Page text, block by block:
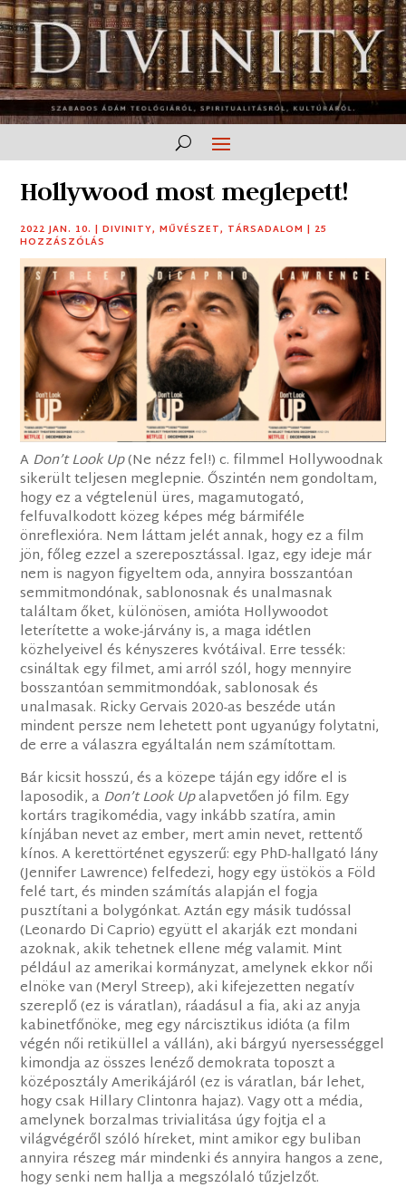
Hollywood most meglepett!
2022 JAN. 10. |DIVINITY,MŰVÉSZET, TÁRSADALOM | 25
HOZZÁSZÓLÁS
ADon’t Look Up(Ne nézz fel!) c. filmmel Hollywoodnak
sikerült teljesen meglepnie. Őszintén nem gondoltam,
hogy ez a végtelenül üres, magamutogató,
felfuvalkodott közeg képes még bármiféle
önreflexióra. Nem láttam jelét annak, hogy ez a film
jön, főleg ezzel a szereposztással. Igaz, egy ideje már
nem is nagyon figyeltem oda, annyira bosszantóan
semmitmondónak, sablonosnak és unalmasnak
találtam őket, különösen, amióta Hollywoodot
leterítette a woke-járvány is, a maga idétlen
közhelyeivel és kényszeres kvótáival. Erre tessék:
csináltak egy filmet, ami arról szól, hogy mennyire
bosszantóan semmitmondóak, sablonosak és
unalmasak. Ricky Gervais 2020-as beszéde után
mindent persze nem lehetett pont ugyanúgy folytatni,
de erre a válaszra egyáltalán nem számítottam.
Bár kicsit hosszú, és a közepe táján egy időre el is
laposodik, aDon’t Look Upalapvetően jó film. Egy
kortárs tragikomédia, vagy inkább szatíra, amin
kínjában nevet az ember, mert amin nevet, rettentő
kínos. A kerettörténet egyszerű: egy PhD-hallgató lány
(Jennifer Lawrence) felfedezi, hogy egy üstökös a Föld
felé tart, és minden számítás alapján el fogja
pusztítani a bolygónkat. Aztán egy másik tudóssal
(Leonardo Di Caprio) együtt el akarják ezt mondani
azoknak, akik tehetnek ellene még valamit. Mint
például az amerikai kormányzat, amelynek ekkor női
elnöke van (Meryl Streep), aki kifejezetten negatív
szereplő (ez is váratlan), ráadásul a fia, aki az anyja
kabinetfőnöke, meg egy nárcisztikus idióta (a film
végén női retiküllel a vállán), aki bárgyú nyersességgel
kimondja az összes lenéző demokrata toposzt a
középosztály Amerikájáról (ez is váratlan, bár lehet,
hogy csak Hillary Clintonra hajaz). Vagy ott a média,
amelynek borzalmas trivialitása úgy fojtja el a
világvégéről szóló híreket, mint amikor egy buliban
annyira részeg már mindenki és annyira hangos a zene,
hogy senki nem hallja a megszólaló tűzjelzőt.